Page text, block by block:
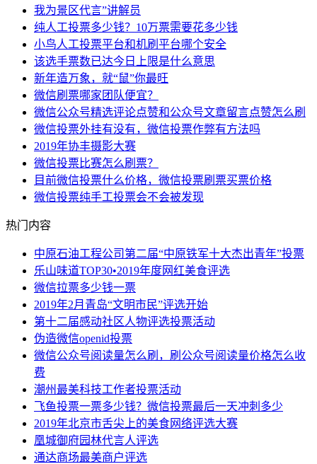
我为景区代言”讲解员
纯人工投票多少钱？10万票需要花多少钱
小鸟人工投票平台和机刷平台哪个安全
该选手票数已达今日上限是什么意思
新年造万象，就“鼠”你最旺
微信刷票哪家团队便宜？
微信公众号精选评论点赞和公众号文章留言点赞怎么刷
微信投票外挂有没有，微信投票作弊有方法吗
2019年协丰摄影大赛
微信投票比赛怎么刷票？
目前微信投票什么价格，微信投票刷票买票价格
微信投票纯手工投票会不会被发现
热门内容
中原石油工程公司第二届“中原铁军十大杰出青年”投票
乐山味道TOP30•2019年度网红美食评选
微信拉票多少钱一票
2019年2月青岛“文明市民”评选开始
第十二届感动社区人物评选投票活动
伪造微信openid投票
微信公众号阅读量怎么刷，刷公众号阅读量价格怎么收
费
潮州最美科技工作者投票活动
飞鱼投票一票多少钱？微信投票最后一天冲刺多少
2019年北京市舌尖上的美食网络评选大赛
凰城御府园林代言人评选
通达商场最美商户评选